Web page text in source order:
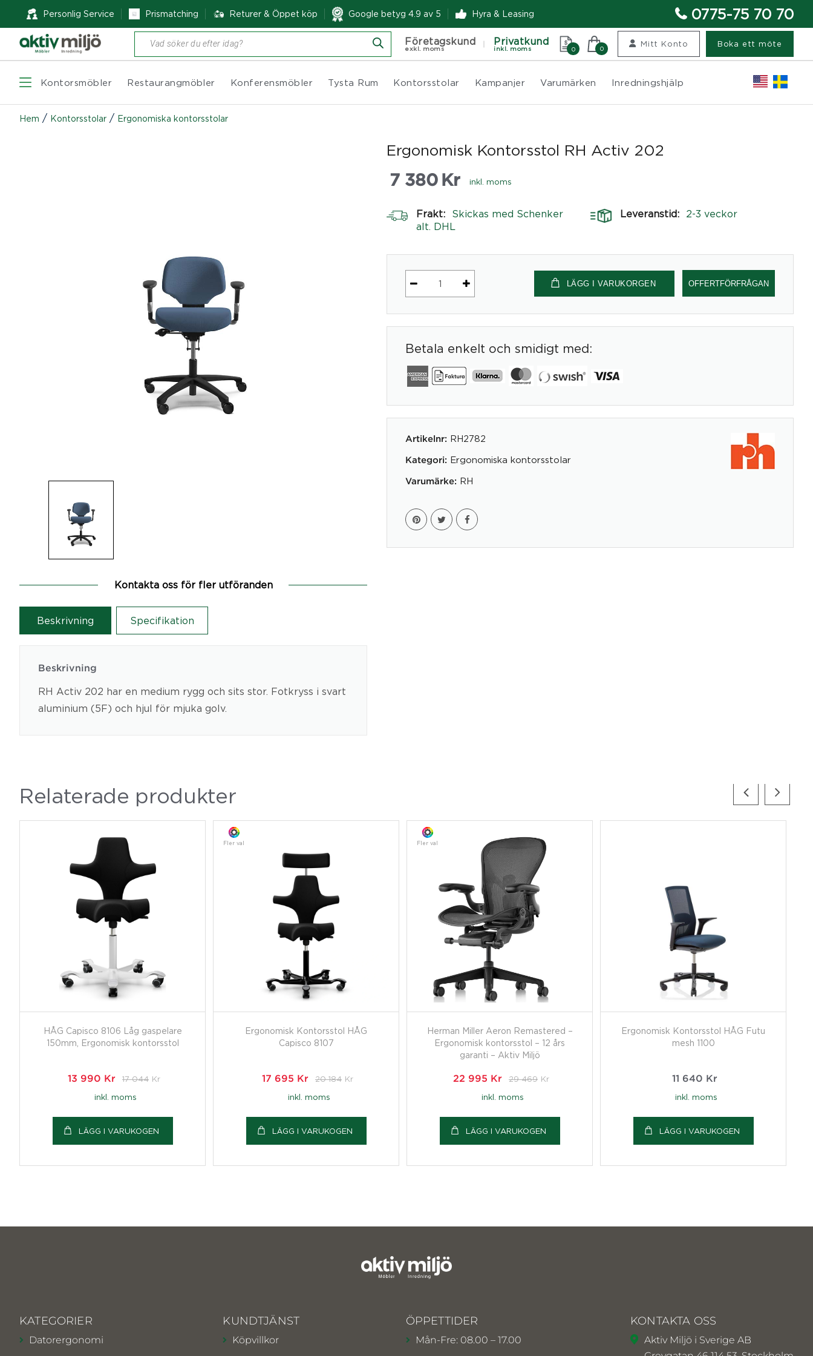
Personlig Service Prismatching Returer & Öppet köp Google betyg 4.9 av 5 Hyra & Leasing 0775-75 70 70
Produktsökning Företagskund
exkl. moms
Privatkund
inkl. moms 0 0
Mitt Konto Boka ett möte
Kontorsmöbler Restaurangmöbler Konferensmöbler Tysta Rum Kontorsstolar Kampanjer Varumärken Inredningshjälp
Hem / Kontorsstolar / Ergonomiska kontorsstolar
Kontakta oss för fler utföranden
Beskrivning Specifikation
Beskrivning
RH Activ 202 har en medium rygg och sits stor. Fotkryss i svart
aluminium (5F) och hjul för mjuka golv.
Ergonomisk Kontorsstol RH Activ 202
7 380 Kr inkl. moms
Frakt:
Skickas med Schenker
alt. DHL
Leveranstid: 2-3 veckor
Ergonomisk
202
LÄGG I VARUKORGEN OFFERTFÖRFRÅGAN
Betala enkelt och smidigt med:
Artikelnr: RH2782
Kategori: Ergonomiska kontorsstolar
Varumärke: RH
Relaterade produkter
HÅG Capisco 8106 Låg gaspelare
150mm, Ergonomisk kontorsstol
13 990 Kr 17 044 Kr
inkl. moms
LÄGG I VARUKOGEN
Fler val
Ergonomisk Kontorsstol HÅG
Capisco 8107
17 695 Kr 20 184 Kr
inkl. moms
LÄGG I VARUKOGEN
Fler val
Herman Miller Aeron Remastered –
Ergonomisk kontorsstol – 12 års
garanti – Aktiv Miljö
22 995 Kr 29 469 Kr
inkl. moms
LÄGG I VARUKOGEN
Ergonomisk Kontorsstol HÅG Futu
mesh 1100
11 640 Kr
inkl. moms
LÄGG I VARUKOGEN
KATEGORIER
Datorergonomi
KUNDTJÄNST
Köpvillkor
ÖPPETTIDER
Mån-Fre: 08.00 – 17.00
KONTAKTA OSS
Aktiv Miljö i Sverige AB